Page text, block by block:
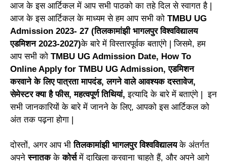
आज के इस आर्टिकल में आप सभी पाठको का तहे दिल से स्वागत है |
आज के इस आर्टिकल के माध्यम से हम आप सभी को TMBU UG
Admission 2023- 27 (तिलकामांझी भागलपुर विश्वविद्यालय
एडमिशन 2023-2027)के बारे में विस्तारपूर्वक बताएंगे | जिसमे, हम
आप सभी को TMBU UG Admission Date, How To
Online Apply for TMBU UG Admission, एडमिशन
करवाने के लिए पात्रता मापदंड, लगने वाले आवश्यक दस्तावेज,
सेमेस्टर क्या है फीस, महत्वपूर्ण तिथियां,इत्यादि के बारे में बताएंगे | इन
सभी जानकारियों के बारे में जानने के लिए, आपको इस आर्टिकल को
अंत तक पढ़ना होगा |
दोस्तों, अगर आप भीतिलकामांझी भागलपुर विश्वविद्यालयके अंतर्गत
अपनेस्नातककेकोर्समें दाखिला करवाना चाहते हैं, और अपने आगे